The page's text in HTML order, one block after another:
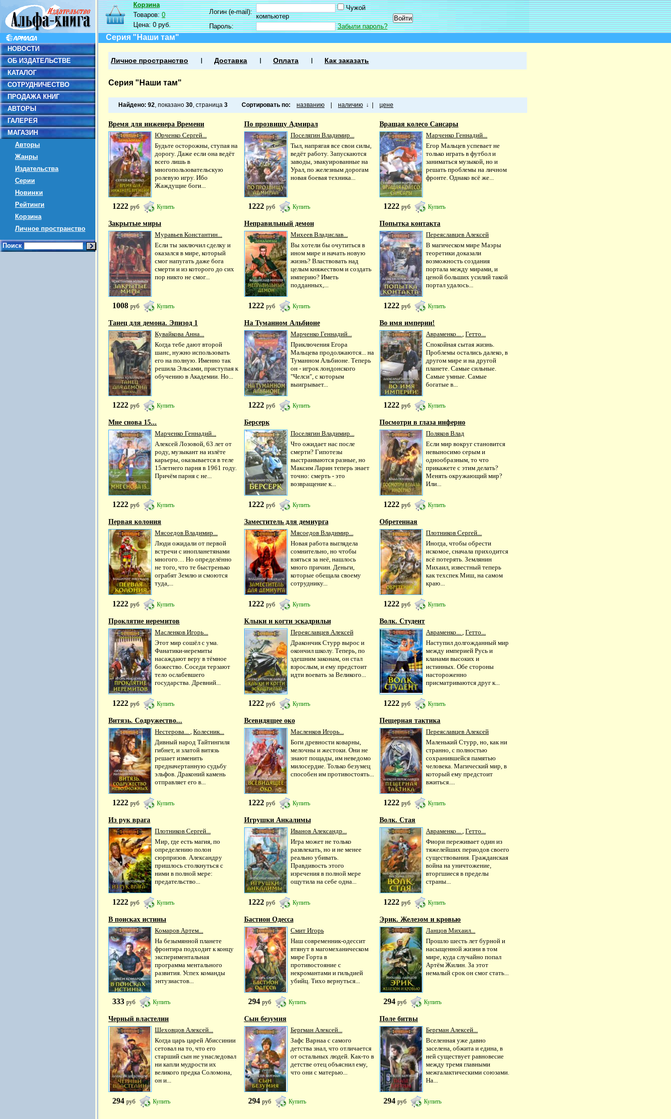
НОВОСТИ
ОБ ИЗДАТЕЛЬСТВЕ
КАТАЛОГ
СОТРУДНИЧЕСТВО
ПРОДАЖА КНИГ
АВТОРЫ
ГАЛЕРЕЯ
МАГАЗИН
Авторы
Жанры
Издательства
Серии
Новинки
Рейтинги
Корзина
Личное пространство
Поиск
Корзина
Товаров:0
Цена:0 руб.
Логин (e-mail):
Чужой
компьютер
Пароль:
Забыли пароль?
Серия "Наши там"
Личное пространство Доставка Оплата Как заказать
Серия "Наши там"
Найдено: 92, показано 30, страница 3 Сортировать по: названию наличию ↓ цене
Время для инженера Времени
Юрченко Сергей...
Будьте осторожны, ступая на
дорогу. Даже если она ведёт
всего лишь в
многопользовательскую
ролевую игру. Ибо
Жаждущие боги...
1222 руб Купить
По прозвищу Адмирал
Поселягин Владимир...
Тыл, напрягая все свои силы,
ведёт работу. Запускаются
заводы, эвакуированные на
Урал, по железным дорогам
новая боевая техника...
1222 руб Купить
Вращая колесо Сансары
Марченко Геннадий...
Егор Мальцев успевает не
только играть в футбол и
заниматься музыкой, но и
решать проблемы на личном
фронте. Однако всё же...
1222руб Купить
Закрытые миры
Муравьев Константин...
Если ты заключил сделку и
оказался в мире, который
смог напугать даже бога
смерти и из которого до сих
пор никто не смог...
1008 руб Купить
Неправильный демон
Михеев Владислав...
Вы хотели бы очутиться в
ином мире и начать новую
жизнь? Властвовать над
целым княжеством и создать
империю? Иметь
подданных,...
1222 руб Купить
Попытка контакта
Переяславцев Алексей
В магическом мире Маэры
теоретики доказали
возможность создания
портала между мирами, и
ценой больших усилий такой
портал удалось...
1222руб Купить
Танец для демона. Эпизод 1
Кувайкова Анна...
Когда тебе дают второй
шанс, нужно использовать
его на ­полную. Именно так
решила Эльсами, приступая к
обучению в Академии. Но...
1222 руб Купить
На Туманном Альбионе
Марченко Геннадий...
Приключения Егора
Мальцева продолжаются... на
Туманном Альбионе. Теперь
он - игрок лондонского
"Челси", с которым
выигрывает...
1222 руб Купить
Во имя империи!
Авраменко...,Гетто...
Спокойная сытая жизнь.
Проблемы остались далеко, в
другом мире и на другой
планете. Самые сильные.
Самые умные. Самые
богатые в...
1222руб Купить
Мне снова 15...
Марченко Геннадий...
Алексей Лозовой, 63 лет от
роду, музыкант на излёте
карьеры, оказывается в теле
15­летнего парня в 1961 году.
Причём парня с не...
1222 руб Купить
Берсерк
Поселягин Владимир...
Что ожидает нас после
смерти? Гипотезы
выстраиваются разные, но
Максим Ларин теперь знает
точно: смерть - это
возвращение к...
1222 руб Купить
Посмотри в глаза инферно
Поляков Влад
Если мир вокруг становится
невыносимо серым и
однообразным, то что
прикажете с этим делать?
Менять окружающий мир?
Или...
1222руб Купить
Первая колония
Мясоедов Владимир...
Люди ожидали от первой
встречи с инопланетянами
многого… Но определённо
не того, что те быстренько
ограбят Землю и смоются
туда,...
1222 руб Купить
Заместитель для демиурга
Мясоедов Владимир...
Новая работа выглядела
сомнительно, но чтобы
взяться за неё, нашлось
много причин. Деньги,
которые обещала своему
сотруднику...
1222 руб Купить
Обретенная
Плотников Сергей...
Иногда, чтобы обрести
искомое, сначала приходится
всё потерять. Землянин
Михаил, известный теперь
как техспек Миш, на самом
краю...
1222руб Купить
Проклятие иеремитов
Масленков Игорь...
Этот мир сошёл с ума.
Фанатики-иеремиты
насаждают веру в тёмное
божество. Соседи терзают
тело ослабевшего
государства. Древний...
1222 руб Купить
Клыки и когти эскадрильи
Переяславцев Алексей
Дракончик Стурр вырос и
окончил школу. Теперь, по
здешним законам, он стал
взрослым, и ему предстоит
идти воевать за Великого...
1222 руб Купить
Волк. Студент
Авраменко...,Гетто...
Наступил долгожданный мир
между империей Русь и
кланами высоких и
истинных. Обе стороны
настороженно
присматриваются друг к...
1222руб Купить
Витязь. Содружество...
Нестерова... , Колесник...
Дивный народ Тайтингиля
гибнет, и златой витязь
решает изменить
предначертанную судьбу
эльфов. Драконий камень
отправляет его в...
1222 руб Купить
Всевидящее око
Масленков Игорь...
Боги древности коварны,
мелочны и жестоки. Они не
знают пощады, им неведомо
милосердие. Только безумец
способен им противостоять...
1222 руб Купить
Пещерная тактика
Переяславцев Алексей
Маленький Стурр, но, как ни
странно, с полностью
сохранившейся памятью
человека. Магический мир, в
который ему предстоит
вжиться....
1222руб Купить
Из рук врага
Плотников Сергей...
Мир, где есть магия, по
определению полон
сюрпризов. Александру
пришлось столкнуться с
ними в полной мере:
предательство...
1222 руб Купить
Игрушки Анкалимы
Иванов Александр...
Игра может не только
развлекать, но и не менее
реально убивать.
Правдивость этого
изречения в полной мере
ощутила на себе одна...
1222 руб Купить
Волк. Стая
Авраменко...,Гетто...
Фиори переживает один из
тяжелейших периодов своего
существования. Гражданская
война на уничтожение,
вторгшиеся в пределы
страны...
1222руб Купить
В поисках истины
Комаров Артем...
На безымянной планете
фронтира подходит к концу
экспериментальная
программа ментального
развития. Успех команды
энтузиастов...
333 руб Купить
Бастион Одесса
Смит Игорь
Наш современник-одессит
втянут в магомеханическом
мире Горта в
противостояние с
некромантами и гильдией
убийц. Тихо вернуться...
294 руб Купить
Эрик. Железом и кровью
Ланцов Михаил...
Прошло шесть лет бурной и
насыщенной жизни в том
мире, куда случайно попал
Артём Жилин. За этот
немалый срок он смог стать...
294руб Купить
Черный властелин
Шеховцов Алексей...
Когда царь царей Абиссинии
сетовал на то, что его
старший сын не унаследовал
ни капли мудрости их
великого предка Соломона,
он и...
294 руб Купить
Сын безумия
Бергман Алексей...
Зафс Варнаа с самого
детства знал, что отличается
от остальных людей. Как-то в
детстве отец объяснил ему,
что они с матерью...
294 руб Купить
Поле битвы
Бергман Алексей...
Вселенная уже давно
заселена, обжита и едина, в
ней существует равновесие
между тремя главными
межгалактическими союзами.
На...
294руб Купить